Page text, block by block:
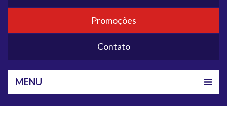
Promoções
Contato
MENU